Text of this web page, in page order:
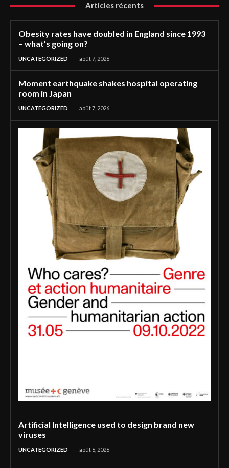
Articles récents
Obesity rates have doubled in England since 1993
– what’s going on?
UNCATEGORIZED août 7, 2026
Moment earthquake shakes hospital operating
room in Japan
UNCATEGORIZED août 7, 2026
Artificial Intelligence used to design brand new
viruses
UNCATEGORIZED août 6, 2026